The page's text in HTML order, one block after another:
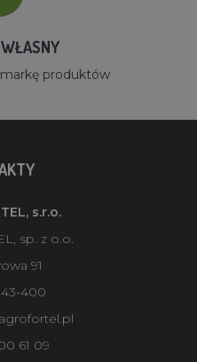
produktów
s.r.o.
sp. z o.o.
91
43-400
61 09